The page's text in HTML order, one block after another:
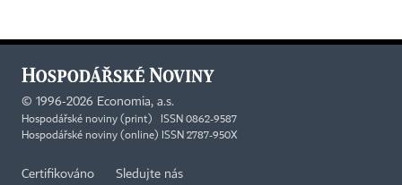
© 1996-2026 Economia, a.s.
Hospodářské noviny (print) ISSN 0862-9587
Hospodářské noviny (online) ISSN 2787-950X
Certifikováno Sledujte nás